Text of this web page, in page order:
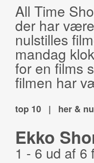
All Time
der har
nulstilles
mandag
for en films
filmen har
top 10 | her & nu
Ekko
1 - 6 ud af 6